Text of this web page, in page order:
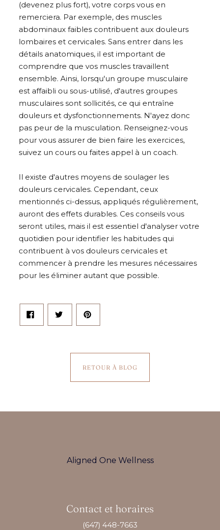
(devenez plus fort), votre corps vous en
remerciera. Par exemple, des muscles
abdominaux faibles contribuent aux douleurs
lombaires et cervicales. Sans entrer dans les
détails anatomiques, il est important de
comprendre que vos muscles travaillent
ensemble. Ainsi, lorsqu'un groupe musculaire
est affaibli ou sous-utilisé, d'autres groupes
musculaires sont sollicités, ce qui entraîne
douleurs et dysfonctionnements. N'ayez donc
pas peur de la musculation. Renseignez-vous
pour vous assurer de bien faire les exercices,
suivez un cours ou faites appel à un coach.
Il existe d'autres moyens de soulager les
douleurs cervicales. Cependant, ceux
mentionnés ci-dessus, appliqués régulièrement,
auront des effets durables. Ces conseils vous
seront utiles, mais il est essentiel d'analyser votre
quotidien pour identifier les habitudes qui
contribuent à vos douleurs cervicales et
commencer à prendre les mesures nécessaires
pour les éliminer autant que possible.
PARTAGER
FACEBOOK
TWEETER
TWITTERPINTEREST
RETOUR À BLOG
Aligned One Wellness
Contact et horaires
(647) 448-7663